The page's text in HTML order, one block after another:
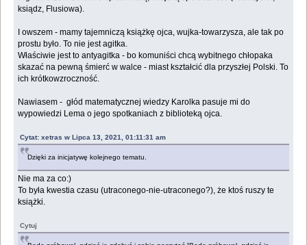
ksiądz, Flusiowa).
I owszem - mamy tajemniczą książkę ojca, wujka-towarzysza, ale tak po
prostu było. To nie jest agitka.
Właściwie jest to antyagitka - bo komuniści chcą wybitnego chłopaka
skazać na pewną śmierć w walce - miast kształcić dla przyszłej Polski. To
ich krótkowzroczność.
Nawiasem - głód matematycznej wiedzy Karolka pasuje mi do
wypowiedzi Lema o jego spotkaniach z biblioteką ojca.
Cytat: xetras w Lipca 13, 2021, 01:11:31 am
Dzięki za inicjatywę kolejnego tematu.
Nie ma za co:)
To była kwestia czasu (utraconego-nie-utraconego?), że ktoś ruszy te
książki.
Cytuj